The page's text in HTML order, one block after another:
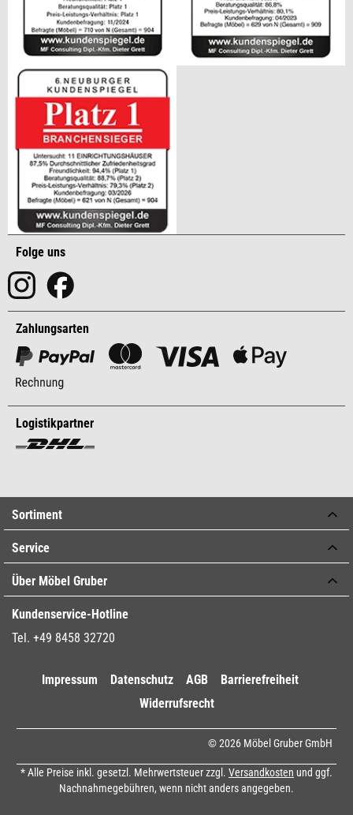
Folge uns
Zahlungsarten
Logistikpartner
Sortiment
Service
Über Möbel Gruber
Kundenservice-Hotline
Tel. +49 8458 32720
Impressum Datenschutz AGB
Barrierefreiheit
Widerrufsrecht
© 2026 Möbel Gruber GmbH
* Alle Preise inkl. gesetzl. Mehrwertsteuer zzgl. Versandkosten und ggf.
Nachnahmegebühren, wenn nicht anders angegeben.